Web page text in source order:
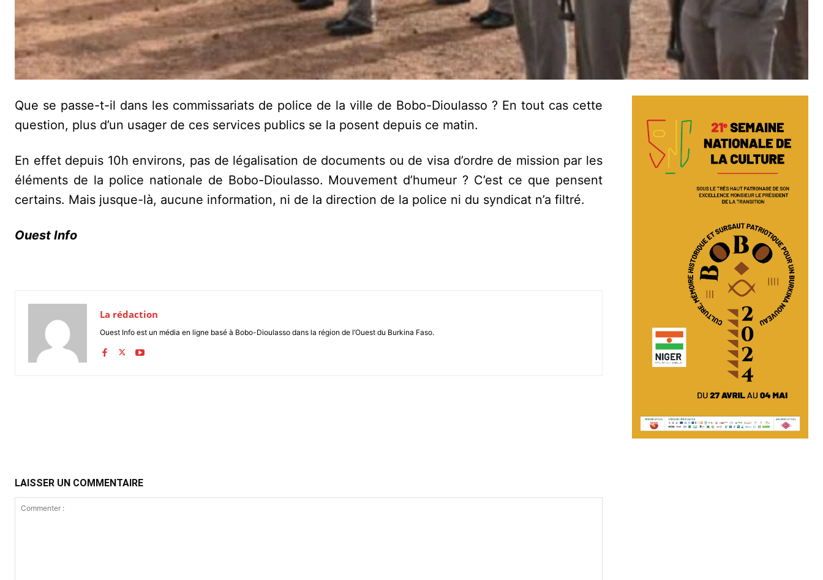
Que se passe-t-il dans les commissariats de police de la ville de Bobo-Dioulasso ? En tout cas cette
question, plus d’un usager de ces services publics se la posent depuis ce matin.
En effet depuis 10h environs, pas de légalisation de documents ou de visa d’ordre de mission par les
éléments de la police nationale de Bobo-Dioulasso. Mouvement d’humeur ? C’est ce que pensent
certains. Mais jusque-là, aucune information, ni de la direction de la police ni du syndicat n’a filtré.
Ouest Info
La rédaction
Ouest Info est un média en ligne basé à Bobo-Dioulasso dans la région de l’Ouest du Burkina Faso.
LAISSER UN COMMENTAIRE